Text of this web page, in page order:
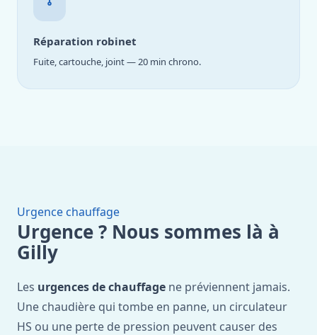
Réparation robinet
Fuite, cartouche, joint — 20 min chrono.
Urgence chauffage
Urgence ? Nous sommes là à
Gilly
Les urgences de chauffage ne préviennent jamais.
Une chaudière qui tombe en panne, un circulateur
HS ou une perte de pression peuvent causer des